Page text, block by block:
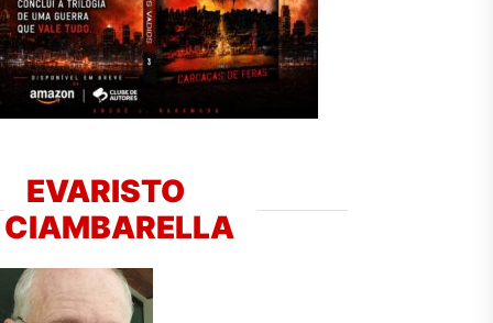
EVARISTO
CIAMBARELLA